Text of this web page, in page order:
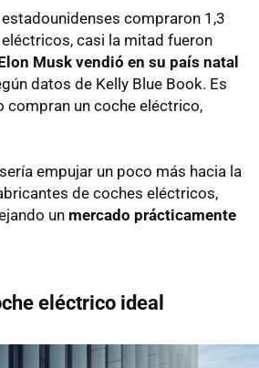
compraron 1,3
casi la mitad fueron
Musk vendió en su país natal
datos de Kelly Blue Book. Es
compran un coche eléctrico,
empujar un poco más hacia la
de coches eléctricos,
un mercado prácticamente
eléctrico ideal